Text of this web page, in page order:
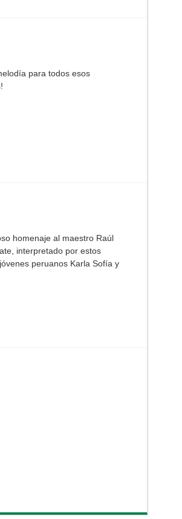
para todos esos
homenaje al maestro Raúl
interpretado por estos
peruanos Karla Sofía y